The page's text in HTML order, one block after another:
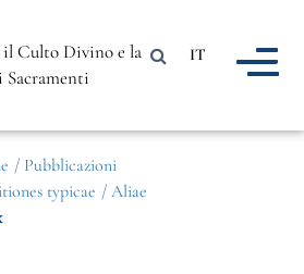
il Culto Divino e la
IT
/ Pubblicazioni
typicae / Aliae